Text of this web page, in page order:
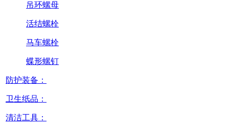
吊环螺母
活结螺栓
马车螺栓
蝶形螺钉
防护装备：
卫生纸品：
清洁工具：